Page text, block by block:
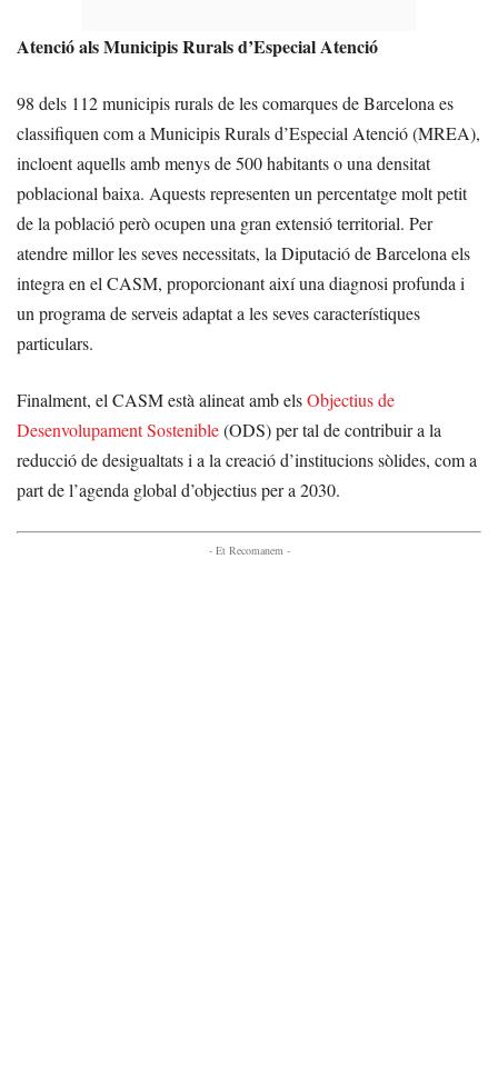
Atenció als Municipis Rurals d’Especial Atenció
98 dels 112 municipis rurals de les comarques de Barcelona es
classifiquen com a Municipis Rurals d’Especial Atenció (MREA),
incloent aquells amb menys de 500 habitants o una densitat
poblacional baixa. Aquests representen un percentatge molt petit
de la població però ocupen una gran extensió territorial. Per
atendre millor les seves necessitats, la Diputació de Barcelona els
integra en el CASM, proporcionant així una diagnosi profunda i
un programa de serveis adaptat a les seves característiques
particulars.
Finalment, el CASM està alineat amb elsObjectius de
Desenvolupament Sostenible(ODS) per tal de contribuir a la
reducció de desigualtats i a la creació d’institucions sòlides, com a
part de l’agenda global d’objectius per a 2030.
- Et Recomanem -